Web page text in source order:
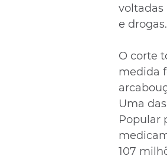
voltadas
e drogas.
O corte
medida
Uma
Popular
107